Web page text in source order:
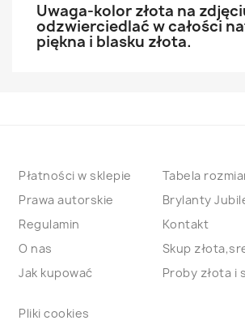
Uwaga-kolor złota na
odzwierciedlać w całości
piękna i blasku złota.
Płatności w sklepie
Prawa autorskie
Regulamin
O nas
Jak kupować
Tabela
Brylanty
Kontakt
Skup
Proby złota i
Pliki cookies